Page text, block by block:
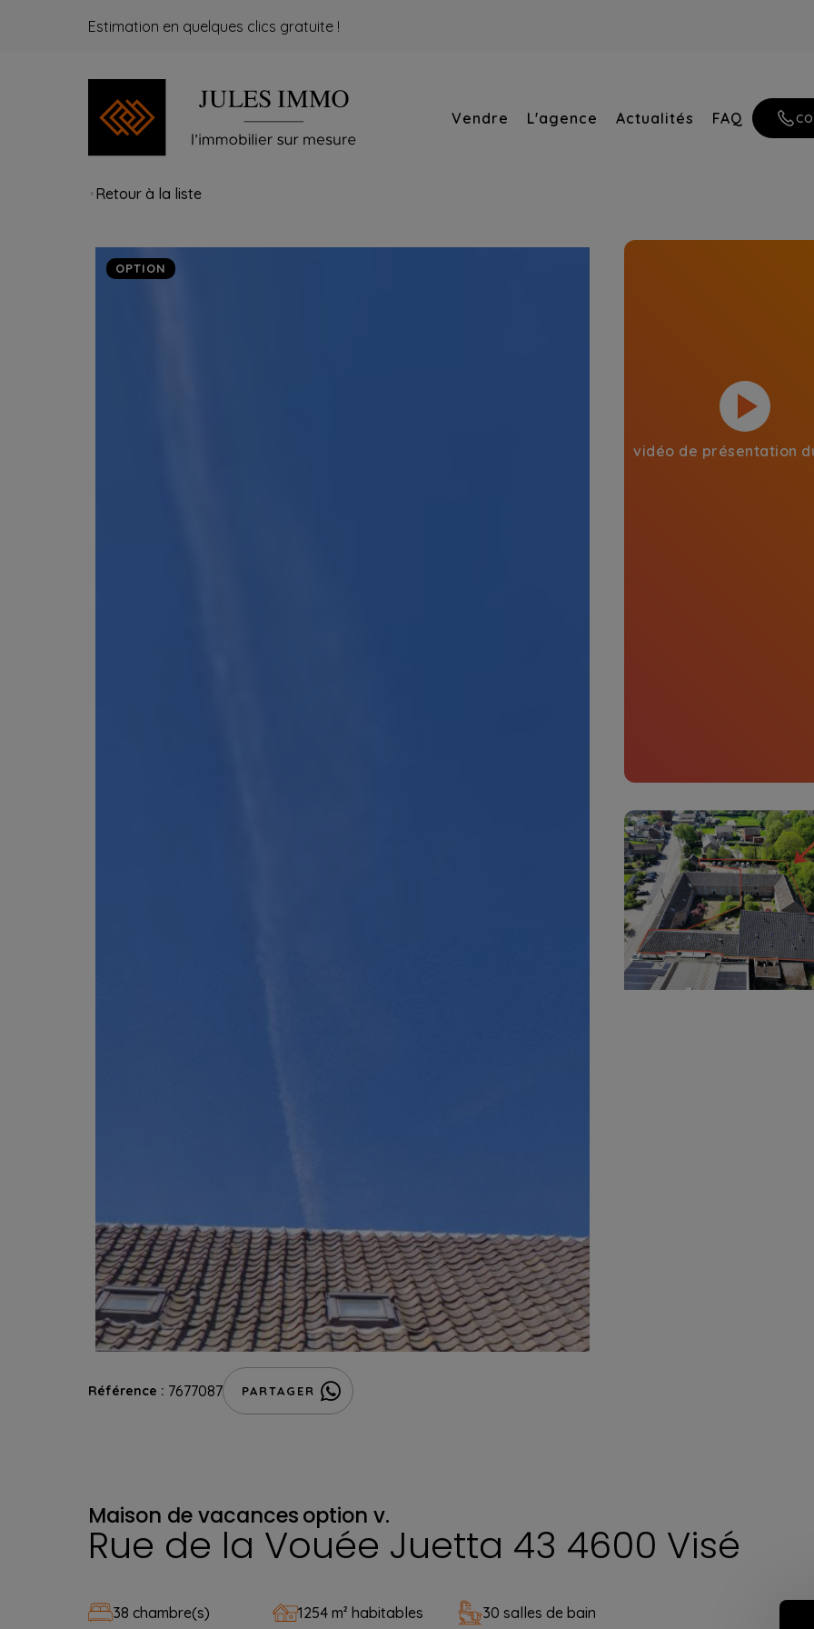
Estimation en quelques clics gratuite !
Vendre L'agence Actualités FAQ
Retour à la liste
vidéo de présentation
OPTION
Référence : 7677087 PARTAGER
Maison de vacancesoption v.
Rue de la Vouée Juetta 43 4600 Visé
38 chambre(s) 1254 m² habitables
30 salles de bain